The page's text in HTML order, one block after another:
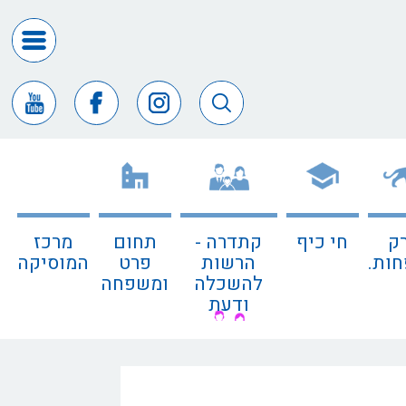
חופש
המידע
העיר
דבר
המנכ"ל
חי כיף קתדרה -
הרשות
להשכלה
ודעת
תחום
פרט
ומשפחה
מרכז
המוסיקה